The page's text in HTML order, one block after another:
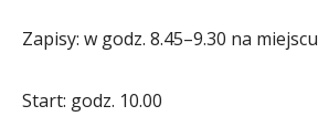
Zapisy: w godz. 8.45–9.30 na miejscu
Start: godz. 10.00